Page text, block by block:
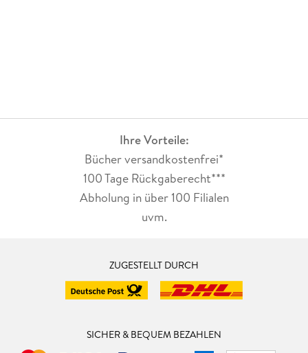
Ihre Vorteile:
Bücher versandkostenfrei*
100 Tage Rückgaberecht***
Abholung in über 100 Filialen
uvm.
ZUGESTELLT DURCH
SICHER & BEQUEM BEZAHLEN